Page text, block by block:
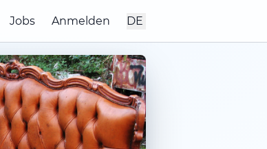
Jobs Anmelden DE